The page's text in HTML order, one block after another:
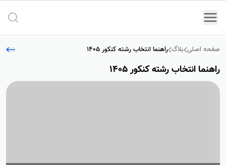
صفحه اصلی بلاگ راهنما انتخاب رشته کنکور 1405
راهنما انتخاب رشته کنکور 1405